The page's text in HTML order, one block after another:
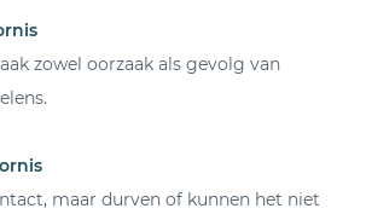
zowel oorzaak als gevolg van
maar durven of kunnen het niet